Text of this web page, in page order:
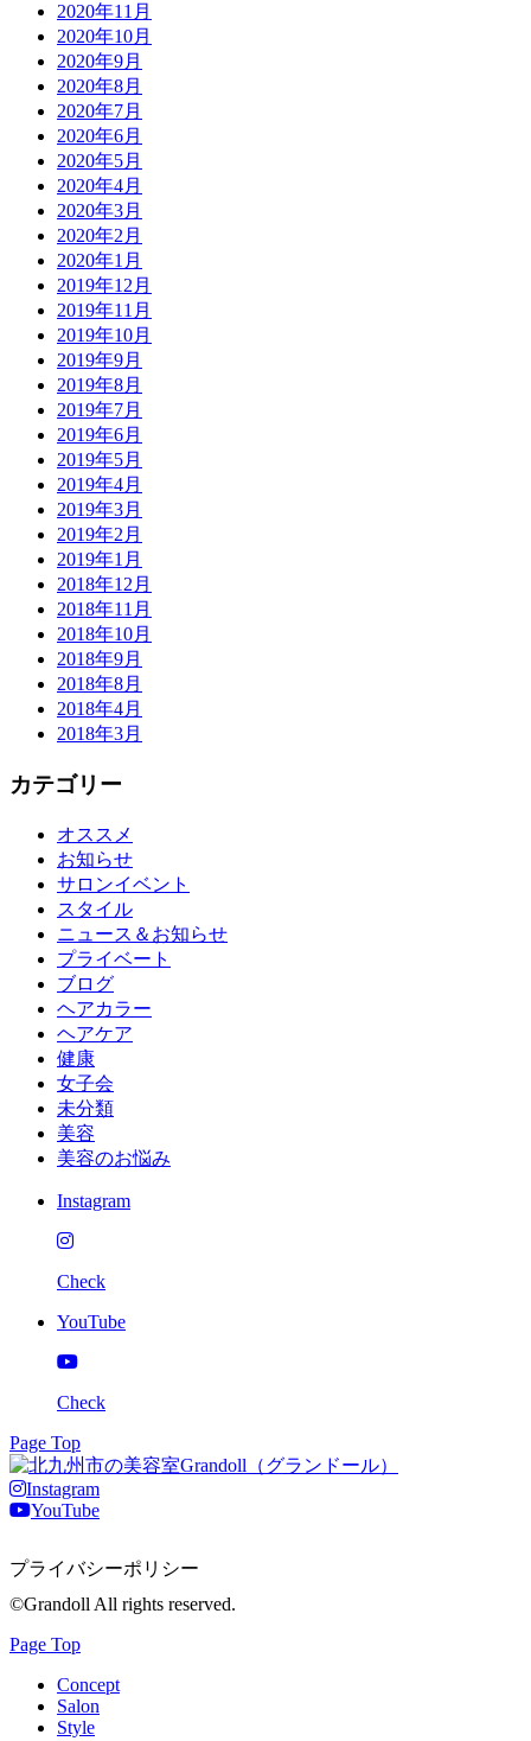
2020年11月
2020年10月
2020年9月
2020年8月
2020年7月
2020年6月
2020年5月
2020年4月
2020年3月
2020年2月
2020年1月
2019年12月
2019年11月
2019年10月
2019年9月
2019年8月
2019年7月
2019年6月
2019年5月
2019年4月
2019年3月
2019年2月
2019年1月
2018年12月
2018年11月
2018年10月
2018年9月
2018年8月
2018年4月
2018年3月
カテゴリー
オススメ
お知らせ
サロンイベント
スタイル
ニュース＆お知らせ
プライベート
ブログ
ヘアカラー
ヘアケア
健康
女子会
未分類
美容
美容のお悩み
Instagram
Check
YouTube
Check
Page Top
Instagram
YouTube
プライバシーポリシー
©Grandoll All rights reserved.
Page Top
Concept
Salon
Style